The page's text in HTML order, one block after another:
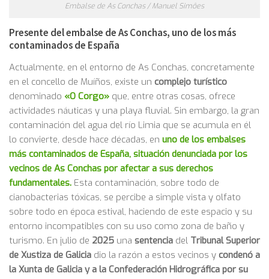
Embalse de As Conchas / Manuel Simôes
Presente del embalse de As Conchas, uno de los más
contaminados de España
Actualmente, en el entorno de As Conchas, concretamente
en el concello de Muíños, existe un complejo turístico
denominado «O Corgo» que, entre otras cosas, ofrece
actividades náuticas y una playa fluvial. Sin embargo, la gran
contaminación del agua del río Limia que se acumula en él
lo convierte, desde hace décadas, en uno de los embalses
más contaminados de España, situación denunciada por los
vecinos de As Conchas por afectar a sus derechos
fundamentales. Esta contaminación, sobre todo de
cianobacterias tóxicas, se percibe a simple vista y olfato
sobre todo en época estival, haciendo de este espacio y su
entorno incompatibles con su uso como zona de baño y
turismo. En julio de 2025 una sentencia del Tribunal Superior
de Xustiza de Galicia dio la razón a estos vecinos y condenó a
la Xunta de Galicia y a la Confederación Hidrográfica por su